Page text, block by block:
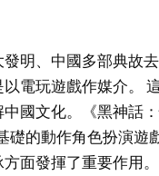
明、中國多部典故
電玩遊戲作媒介。
國文化。《黑神話
礎的動作角色扮演遊
面發揮了重要作用